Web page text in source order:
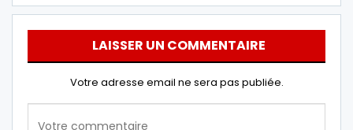
LAISSER UN COMMENTAIRE
Votre adresse email ne sera pas publiée.